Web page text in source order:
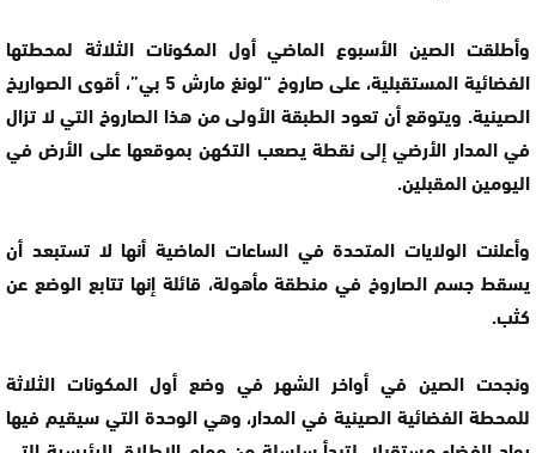
وأطلقت الصين الأسبوع الماضي أول المكونات الثلاثة لمحطتها
الفضائية المستقبلية، على صاروخ “لونغ مارش 5 بي”، أقوى الصواريخ
الصينية. ويتوقع أن تعود الطبقة الأولى من هذا الصاروخ التي لا تزال
في المدار الأرضي إلى نقطة يصعب التكهن بموقعها على الأرض في
اليومين المقبلين.
وأعلنت الولايات المتحدة في الساعات الماضية أنها لا تستبعد أن
يسقط جسم الصاروخ في منطقة مأهولة، قائلة إنها تتابع الوضع عن
كثب.
ونجحت الصين في أواخر الشهر في وضع أول المكونات الثلاثة
للمحطة الفضائية الصينية في المدار، وهي الوحدة التي سيقيم فيها